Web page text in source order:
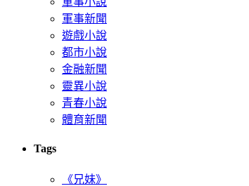
軍事新聞
遊戲小說
都市小說
金融新聞
靈異小說
青春小說
體育新聞
Tags
《兄妹》